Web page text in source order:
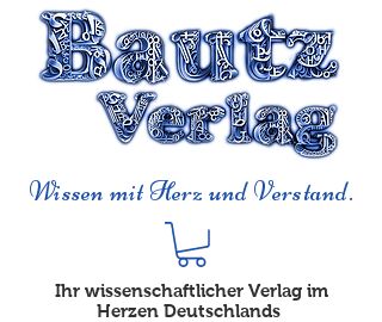
Wissen mit Herz und Verstand.
Ihr wissenschaftlicher Verlag im
Herzen Deutschlands